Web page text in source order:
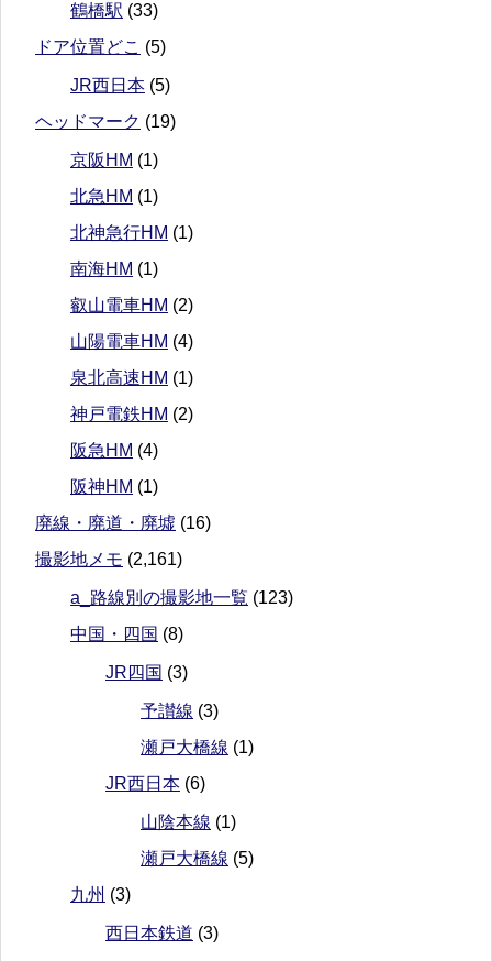
鶴橋駅 (33)
ドア位置どこ (5)
JR西日本 (5)
ヘッドマーク (19)
京阪HM (1)
北急HM (1)
北神急行HM (1)
南海HM (1)
叡山電車HM (2)
山陽電車HM (4)
泉北高速HM (1)
神戸電鉄HM (2)
阪急HM (4)
阪神HM (1)
廃線・廃道・廃墟 (16)
撮影地メモ (2,161)
a_路線別の撮影地一覧 (123)
中国・四国 (8)
JR四国 (3)
予讃線 (3)
瀬戸大橋線 (1)
JR西日本 (6)
山陰本線 (1)
瀬戸大橋線 (5)
九州 (3)
西日本鉄道 (3)